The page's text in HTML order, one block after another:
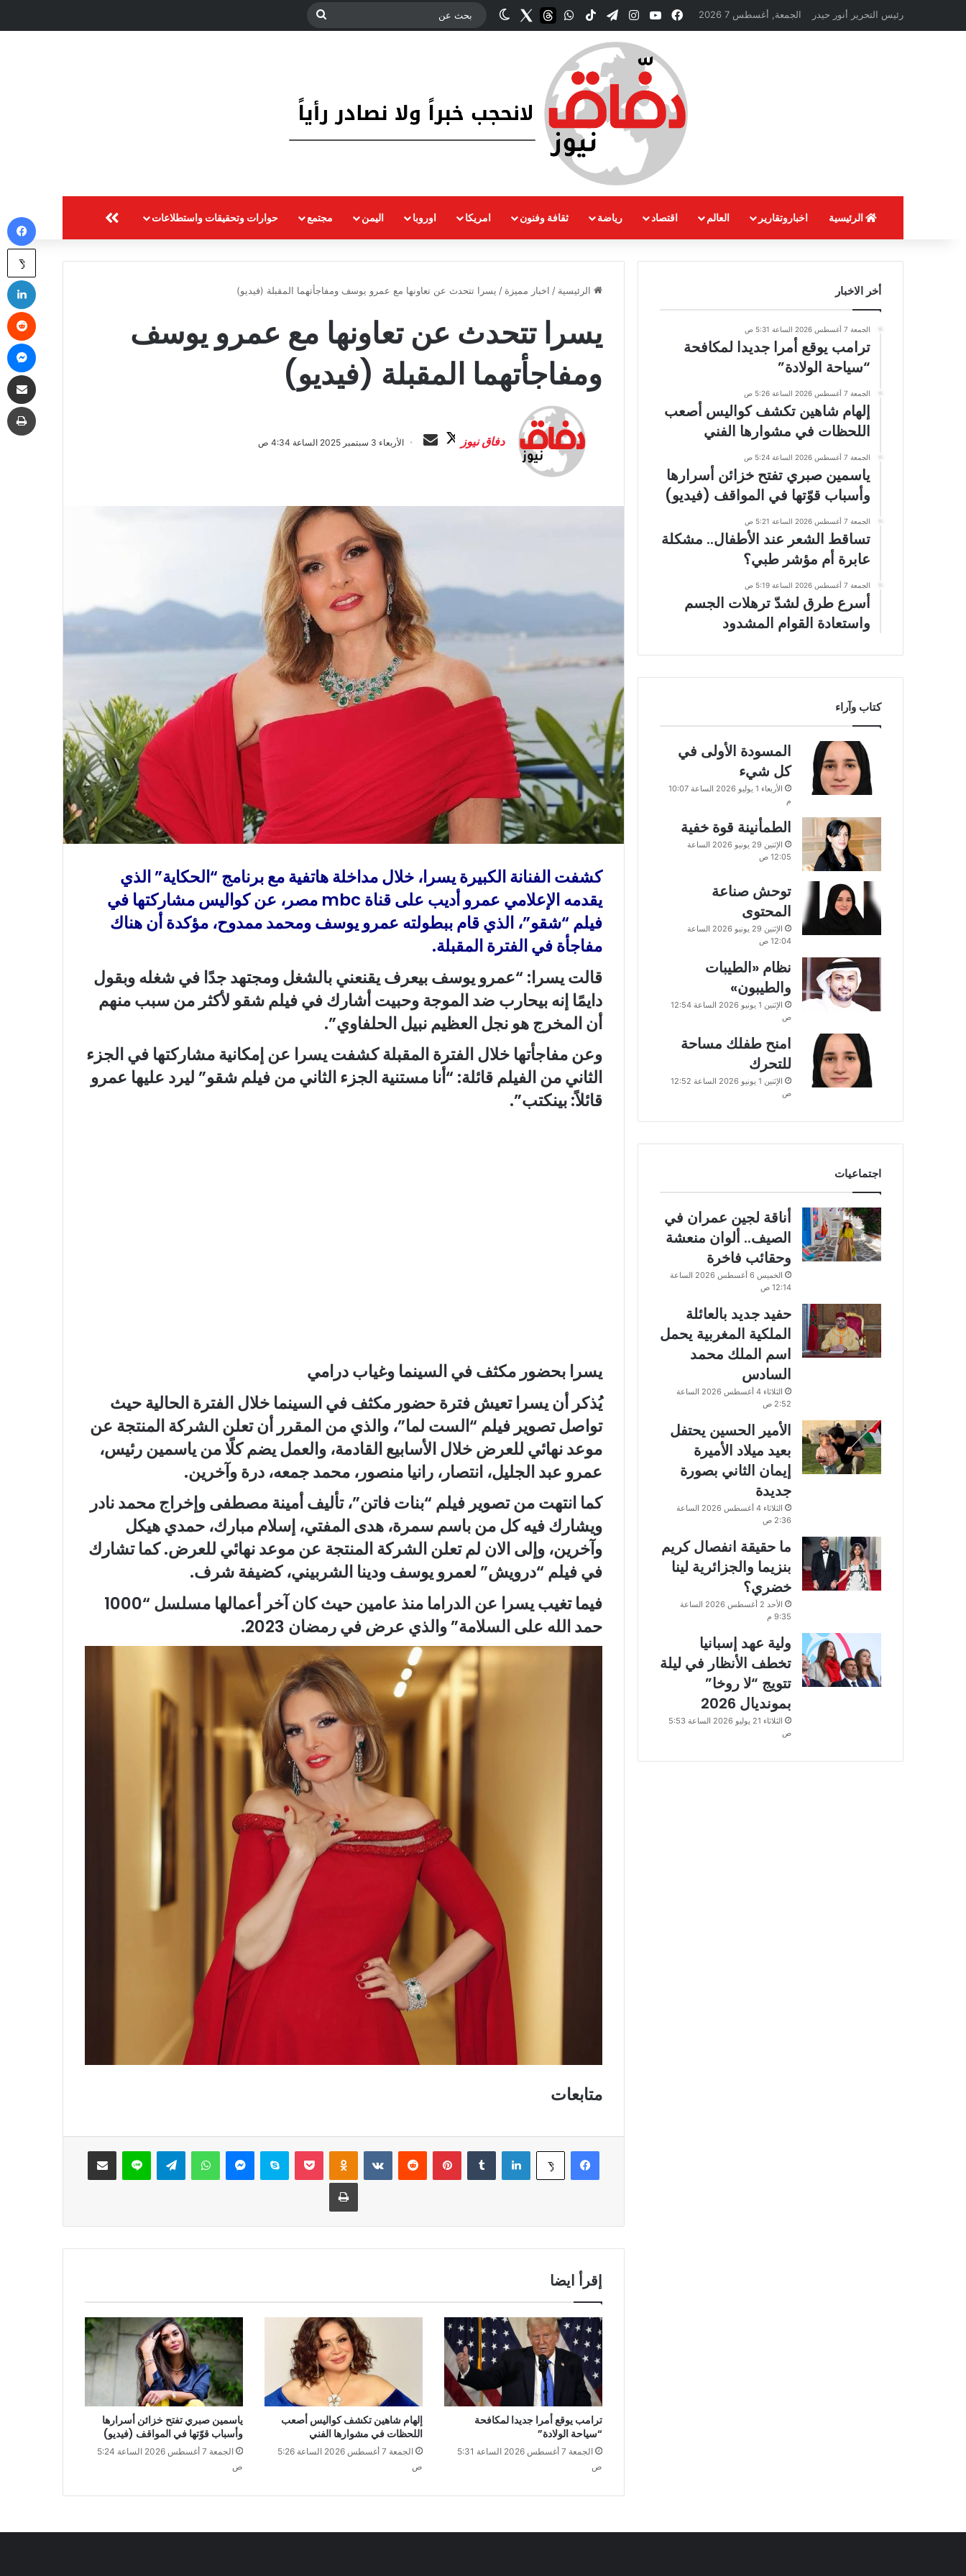
رئيس التحرير أنور حيدر الجمعة, أغسطس 7 2026 فيسبوك‫YouTubeانستقرام
تيلقرام ‫TikTokواتسابthreads
Twitterالوضع المظلم
الرئيسية اخباروتقارير العالم اقتصاد رياضة ثقافة وفنون امريكا اوروبا اليمن مجتمع حوارات وتحقيقات واستطلاعات
الرئيسية / اخبار مميزة / يسرا تتحدث عن تعاونها مع عمرو يوسف ومفاجأتهما المقبلة (فيديو)
يسرا تتحدث عن تعاونها مع عمرو يوسف
ومفاجأتهما المقبلة (فيديو)
دفاق نيوز
ا
ب
ل
ر
ل
ك
ت
ر
و
ن
ي
الأربعاء 3 سبتمبر 2025 الساعة 4:34 ص
كشفت الفنانة الكبيرة يسرا، خلال مداخلة هاتفية مع برنامج “الحكاية” الذي
يقدمه الإعلامي عمرو أديب على قناة mbc مصر، عن كواليس مشاركتها في
فيلم “شقو”، الذي قام ببطولته عمرو يوسف ومحمد ممدوح، مؤكدة أن هناك
مفاجأة في الفترة المقبلة.
قالت يسرا: “عمرو يوسف بيعرف يقنعني بالشغل ومجتهد جدًا في شغله وبقول
دايمًا إنه بيحارب ضد الموجة وحبيت أشارك في فيلم شقو لأكثر من سبب منهم
أن المخرج هو نجل العظيم نبيل الحلفاوي”.
وعن مفاجأتها خلال الفترة المقبلة كشفت يسرا عن إمكانية مشاركتها في الجزء
الثاني من الفيلم قائلة: “أنا مستنية الجزء الثاني من فيلم شقو” ليرد عليها عمرو
قائلاً: بينكتب”.
يسرا بحضور مكثف في السينما وغياب درامي
يُذكر أن يسرا تعيش فترة حضور مكثف في السينما خلال الفترة الحالية حيث
تواصل تصوير فيلم “الست لما”، والذي من المقرر أن تعلن الشركة المنتجة عن
موعد نهائي للعرض خلال الأسابيع القادمة، والعمل يضم كلًا من ياسمين رئيس،
عمرو عبد الجليل، انتصار، رانيا منصور، محمد جمعه، درة وآخرين.
كما انتهت من تصوير فيلم “بنات فاتن”، تأليف أمينة مصطفى وإخراج محمد نادر
ويشارك فيه كل من باسم سمرة، هدى المفتي، إسلام مبارك، حمدي هيكل
وآخرين، وإلى الان لم تعلن الشركة المنتجة عن موعد نهائي للعرض. كما تشارك
في فيلم “درويش” لعمرو يوسف ودينا الشربيني، كضيفة شرف.
فيما تغيب يسرا عن الدراما منذ عامين حيث كان آخر أعمالها مسلسل “1000
حمد الله على السلامة” والذي عرض في رمضان 2023.
متابعات
فيسبوك ‫X لينكدإن بينتيريست سكايب واتساب لاين
إقرأ ايضا
ترامب يوقع أمرا جديدا لمكافحة
“سياحة الولادة”
الجمعة 7 أغسطس 2026 الساعة 5:31
ص
إلهام شاهين تكشف كواليس أصعب
اللحظات في مشوارها الفني
الجمعة 7 أغسطس 2026 الساعة 5:26
ص
ياسمين صبري تفتح خزائن أسرارها
وأسباب قوّتها في المواقف (فيديو)
الجمعة 7 أغسطس 2026 الساعة 5:24
ص
أخر الاخبار
الجمعة 7 أغسطس 2026 الساعة 5:31 ص
ترامب يوقع أمرا جديدا لمكافحة
“سياحة الولادة”
الجمعة 7 أغسطس 2026 الساعة 5:26 ص
إلهام شاهين تكشف كواليس أصعب
اللحظات في مشوارها الفني
الجمعة 7 أغسطس 2026 الساعة 5:24 ص
ياسمين صبري تفتح خزائن أسرارها
وأسباب قوّتها في المواقف (فيديو)
الجمعة 7 أغسطس 2026 الساعة 5:21 ص
تساقط الشعر عند الأطفال.. مشكلة
عابرة أم مؤشر طبي؟
الجمعة 7 أغسطس 2026 الساعة 5:19 ص
أسرع طرق لشدّ ترهلات الجسم
واستعادة القوام المشدود
كتاب وآراء
المسودة الأولى في
كل شيء
الأربعاء 1 يوليو 2026 الساعة 10:07
م
الطمأنينة قوة خفية
الإثنين 29 يونيو 2026 الساعة
12:05 ص
توحش صناعة
المحتوى
الإثنين 29 يونيو 2026 الساعة
12:04 ص
نظام «الطيبات
والطيبون»
الإثنين 1 يونيو 2026 الساعة 12:54
ص
امنح طفلك مساحة
للتحرك
الإثنين 1 يونيو 2026 الساعة 12:52
ص
اجتماعيات
أناقة لجين عمران في
الصيف.. ألوان منعشة
وحقائب فاخرة
الخميس 6 أغسطس 2026 الساعة
12:14 ص
حفيد جديد بالعائلة
الملكية المغربية يحمل
اسم الملك محمد
السادس
الثلاثاء 4 أغسطس 2026 الساعة
2:52 ص
الأمير الحسين يحتفل
بعيد ميلاد الأميرة
إيمان الثاني بصورة
جديدة
الثلاثاء 4 أغسطس 2026 الساعة
2:36 ص
ما حقيقة انفصال كريم
بنزيما والجزائرية لينا
خضري؟
الأحد 2 أغسطس 2026 الساعة
9:35 م
ولية عهد إسبانيا
تخطف الأنظار في ليلة
تتويج “لا روخا”
بمونديال 2026
الثلاثاء 21 يوليو 2026 الساعة 5:53
ص
‫X